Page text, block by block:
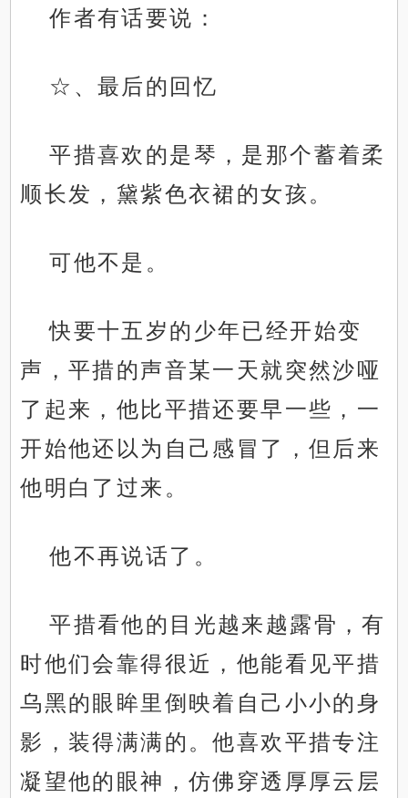
作者有话要说：
☆、最后的回忆
平措喜欢的是琴，是那个蓄着柔
顺长发，黛紫色衣裙的女孩。
可他不是。
快要十五岁的少年已经开始变
声，平措的声音某一天就突然沙哑
了起来，他比平措还要早一些，一
开始他还以为自己感冒了，但后来
他明白了过来。
他不再说话了。
平措看他的目光越来越露骨，有
时他们会靠得很近，他能看见平措
乌黑的眼眸里倒映着自己小小的身
影，装得满满的。他喜欢平措专注
凝望他的眼神，仿佛穿透厚厚云层